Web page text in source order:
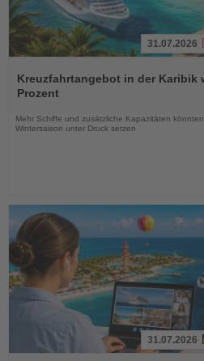
Sie
die
31.07.2026
Kreuzfahrtangebot in der Karibik
Prozent
Mehr Schiffe und zusätzliche Kapazitäten
Wintersaison unter Druck setzen
31.07.2026